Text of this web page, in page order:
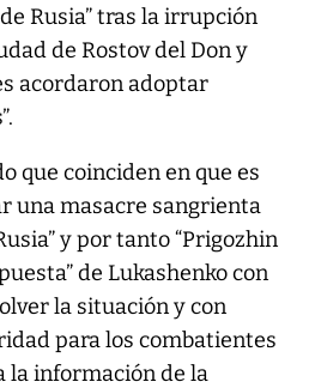
Rusia” tras la irrupción
de Rostov del Don y
acordaron adoptar
que coinciden en que es
una masacre sangrienta
y por tanto “Prigozhin
de Lukashenko con
la situación y con
para los combatientes
la información de la